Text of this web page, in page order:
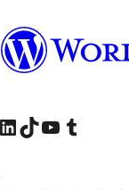
de Facebook
cuenta de Instagram
Visita nuestra cuenta de LinkedIn
Visit our TikTok account
Visita nuestro canal de YouTube
Visit our Tumblr account